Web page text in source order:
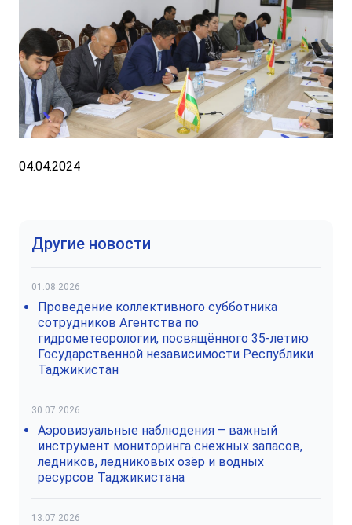
04.04.2024
Другие новости
01.08.2026
Проведение коллективного субботника
сотрудников Агентства по
гидрометеорологии, посвящённого 35-летию
Государственной независимости Республики
Таджикистан
30.07.2026
Аэровизуальные наблюдения – важный
инструмент мониторинга снежных запасов,
ледников, ледниковых озёр и водных
ресурсов Таджикистана
13.07.2026